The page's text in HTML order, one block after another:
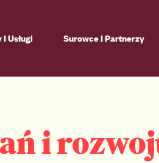
Usługi Surowce I Partnerzy
i